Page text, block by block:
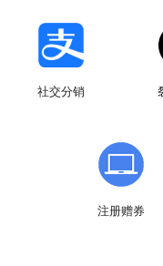
社交分销
注册赠券